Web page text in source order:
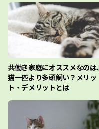
共働き家庭にオススメなのは、
猫一匹より多頭飼い？メリッ
ト・デメリットとは